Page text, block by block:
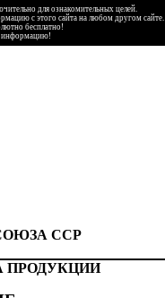
для ознакомительных целей.
с этого сайта на любом другом сайте.
бесплатно!
информацию!
ССР
ПРОДУКЦИИ